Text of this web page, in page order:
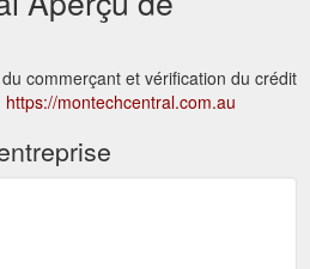
commerçant et vérification du crédit
https://montechcentral.com.au